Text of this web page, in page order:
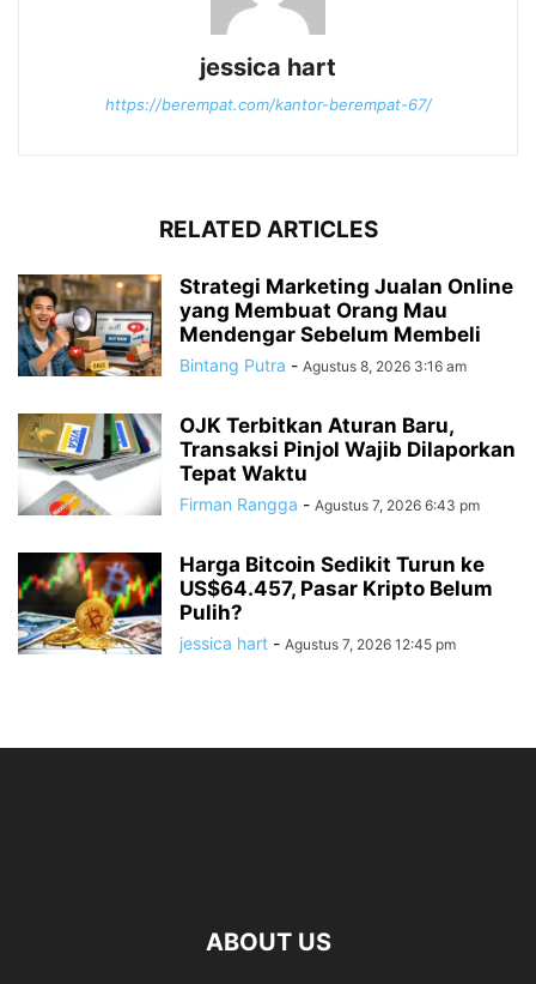
jessica hart
https://berempat.com/kantor-berempat-67/
RELATED ARTICLES
Strategi Marketing Jualan Online
yang Membuat Orang Mau
Mendengar Sebelum Membeli
Bintang Putra - Agustus 8, 2026 3:16 am
OJK Terbitkan Aturan Baru,
Transaksi Pinjol Wajib Dilaporkan
Tepat Waktu
Firman Rangga - Agustus 7, 2026 6:43 pm
Harga Bitcoin Sedikit Turun ke
US$64.457, Pasar Kripto Belum
Pulih?
jessica hart - Agustus 7, 2026 12:45 pm
ABOUT US